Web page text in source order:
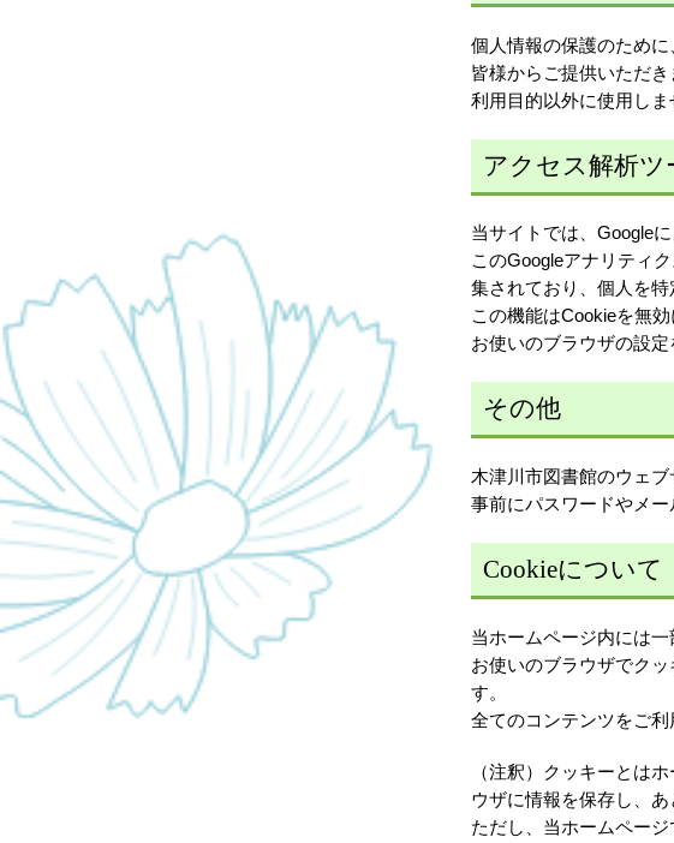
個人情報の保護のため
皆様からご提供いただ
利用目的以外に使用しま
アクセス解析ツ
当サイトでは、Google
このGoogleアナリティ
集されており、個人を特
この機能はCookieを無
お使いのブラウザの設定
その他
木津川市図書館のウェ
事前にパスワードやメー
Cookieについて
当ホームページ内には
お使いのブラウザでク
す。
全てのコンテンツをご
（注釈）クッキーとは
ウザに情報を保存し、
ただし、当ホームペー